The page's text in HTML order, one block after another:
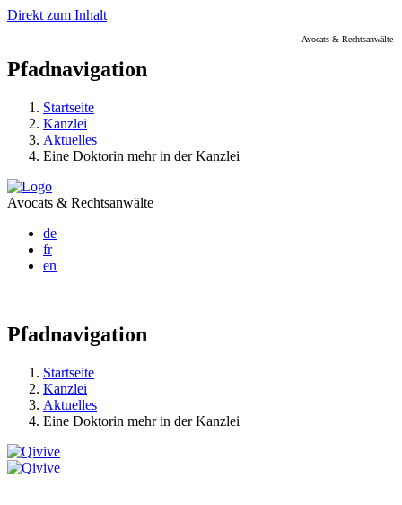
Direkt zum Inhalt
Avocats & Rechtsanwälte
Pfadnavigation
Startseite
Kanzlei
Aktuelles
Eine Doktorin mehr in der Kanzlei
Avocats & Rechtsanwälte
de
fr
en
Pfadnavigation
Startseite
Kanzlei
Aktuelles
Eine Doktorin mehr in der Kanzlei